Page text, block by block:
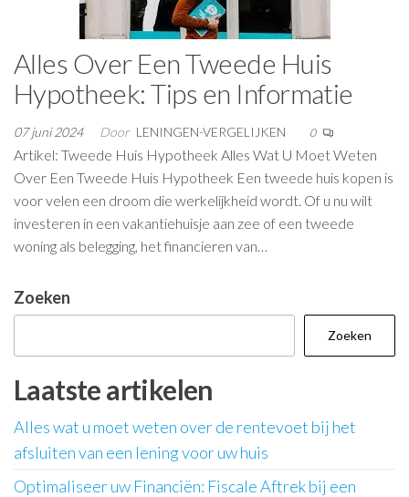
Alles Over Een Tweede Huis
Hypotheek: Tips en Informatie
07 juni 2024 Door LENINGEN-VERGELIJKEN 0
Artikel: Tweede Huis Hypotheek Alles Wat U Moet Weten
Over Een Tweede Huis Hypotheek Een tweede huis kopen is
voor velen een droom die werkelijkheid wordt. Of u nu wilt
investeren in een vakantiehuisje aan zee of een tweede
woning als belegging, het financieren van…
Zoeken
Zoeken
Laatste artikelen
Alles wat u moet weten over de rentevoet bij het
afsluiten van een lening voor uw huis
Optimaliseer uw Financiën: Fiscale Aftrek bij een